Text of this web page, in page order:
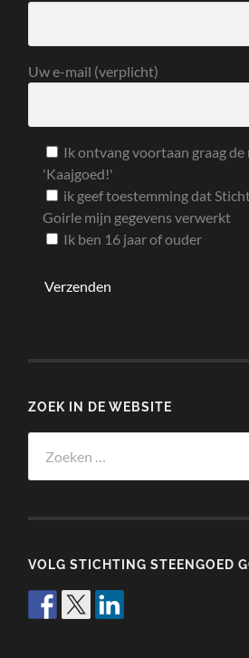
Uw e-mail (verplicht)
Ik ontvang voortaan graag
'Kaajgoed!'
ik geef toestemming dat
Goirle mijn gegevens verwerkt
Ik ben 16 jaar of ouder
ZOEK IN DE WEBSITE
naar:
VOLG STICHTING STEENGOED